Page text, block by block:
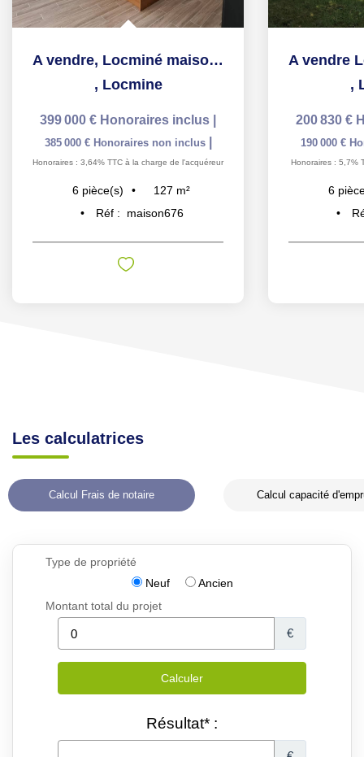
A vendre, Locminé maison de plain pied 127 m2, 3 chambres,...
, Locmine
399 000 € Honoraires inclus
385 000 € Honoraires non inclus
Honoraires : 3,64% TTC à la charge de l'acquéreur
6 pièce(s) 127 m²
Réf :
maison676
,
200 830 €
190 000 €
Honoraires : 5,7%
6
Les calculatrices
Calcul Frais de notaire Calcul capacité